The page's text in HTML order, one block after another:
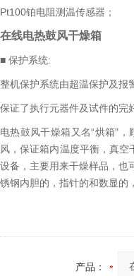
Pt100铂电阻测温传感器；
在线电热鼓风干燥箱
■ 保护系统:
整机保护系统由超温保护及报
保证了执行元器件及试件的完
电热鼓风干燥箱又名“烘箱"
风，保证箱内温度平衡，真
设备，主要用来干燥样品，也
锈钢内胆的，指针的和数显的
产品：